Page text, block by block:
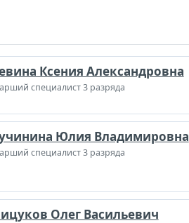
Ксения Александровна
специалист 3 разряда
Юлия Владимировна
специалист 3 разряда
Олег Васильевич